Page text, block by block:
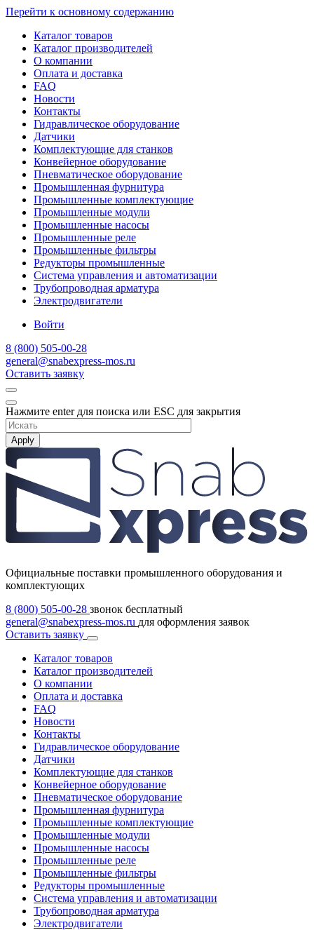
Перейти к основному содержанию
Каталог товаров
Каталог производителей
О компании
Оплата и доставка
FAQ
Новости
Контакты
Гидравлическое оборудование
Датчики
Комплектующие для станков
Конвейерное оборудование
Пневматическое оборудование
Промышленная фурнитура
Промышленные комплектующие
Промышленные модули
Промышленные насосы
Промышленные реле
Промышленные фильтры
Редукторы промышленные
Система управления и автоматизации
Трубопроводная арматура
Электродвигатели
Войти
8 (800) 505-00-28
general@snabexpress-mos.ru
Оставить заявку
Нажмите enter для поиска или ESC для закрытия
Apply
Официальные поставки промышленного оборудования и
комплектующих
8 (800) 505-00-28 звонок бесплатный
general@snabexpress-mos.ru для оформления заявок
Оставить заявку
Каталог товаров
Каталог производителей
О компании
Оплата и доставка
FAQ
Новости
Контакты
Гидравлическое оборудование
Датчики
Комплектующие для станков
Конвейерное оборудование
Пневматическое оборудование
Промышленная фурнитура
Промышленные комплектующие
Промышленные модули
Промышленные насосы
Промышленные реле
Промышленные фильтры
Редукторы промышленные
Система управления и автоматизации
Трубопроводная арматура
Электродвигатели